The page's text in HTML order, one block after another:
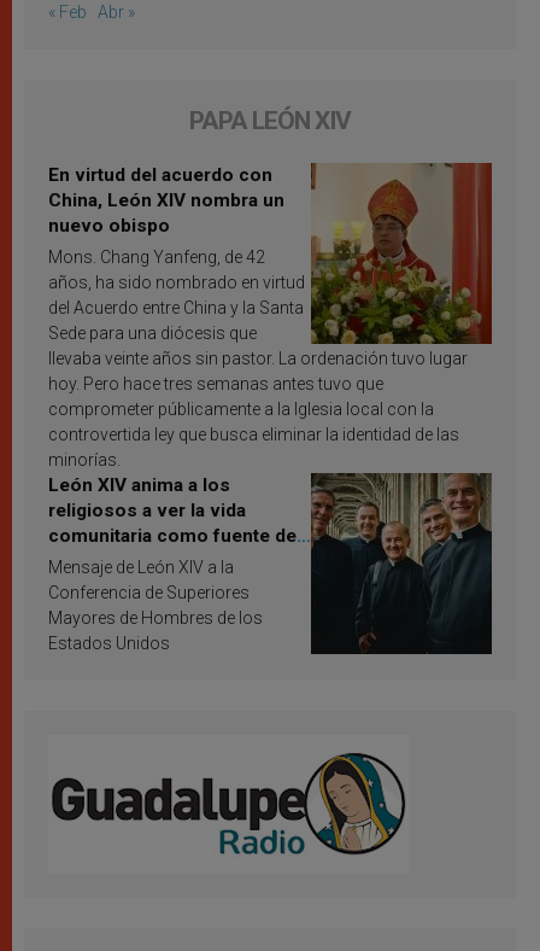
« Feb Abr »
PAPA LEÓN XIV
En virtud del acuerdo con
China, León XIV nombra un
nuevo obispo
Mons. Chang Yanfeng, de 42
años, ha sido nombrado en virtud
del Acuerdo entre China y la Santa
Sede para una diócesis que
llevaba veinte años sin pastor. La ordenación tuvo lugar
hoy. Pero hace tres semanas antes tuvo que
comprometer públicamente a la Iglesia local con la
controvertida ley que busca eliminar la identidad de las
minorías.
León XIV anima a los
religiosos a ver la vida
comunitaria como fuente de
inspiración y santificación
Mensaje de León XIV a la
Conferencia de Superiores
Mayores de Hombres de los
Estados Unidos